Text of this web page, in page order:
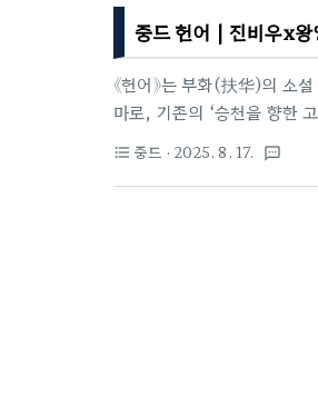
중드 헌어 | 진비우x
《헌어》는 부화(扶华)의 소
마로, 기존의 ‘승천을 향한
키며 삼계의 갈등 속에 사
장르: 고전 시대극, 선협,
德光)각본: 김로(金璐),
format_list_bulleted 중드 · 2025. 8. 17. textsms